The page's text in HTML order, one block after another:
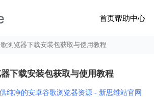
首页帮助中心
浏览器下载安装包获取与使用教程
下载安装包获取与使用教程
纯净的安卓谷歌浏览器资源 - 新思维站官网